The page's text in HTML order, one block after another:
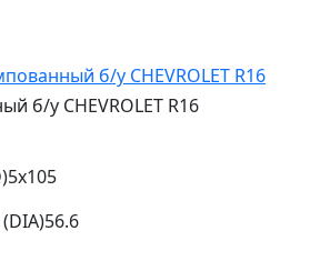
б/у CHEVROLET R16
5x105
56.6